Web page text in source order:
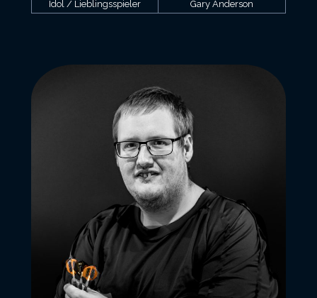
Idol / Lieblingsspieler Gary Anderson